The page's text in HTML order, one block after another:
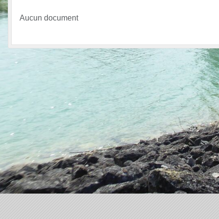
Aucun document